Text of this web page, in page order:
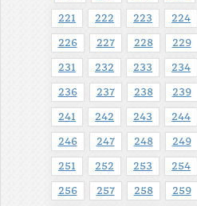
221 222 223 224
226 227 228 229
231 232 233 234
236 237 238 239
241 242 243 244
246 247 248 249
251 252 253 254
256 257 258 259